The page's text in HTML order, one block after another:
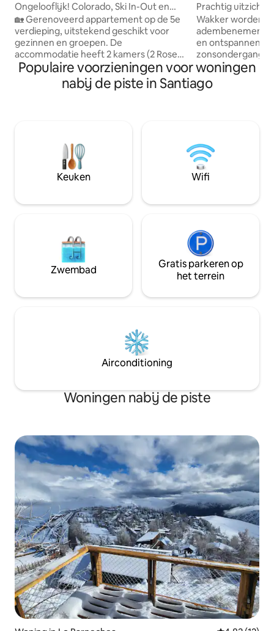
Ongelooflijk! Colorado, Ski In-Out en
zwembad
🏡 Gerenoveerd appartement op de 5e
verdieping, uitstekend geschikt voor
gezinnen en groepen. De
accommodatie heeft 2 kamers (2 Rosen-
bedden voor 1,5 persoon + een
stapelbed met een uitschuifbaar bed), 2
badkamers met een bad en een douche,
toegang tot de tennisbanen,
speelkamers, ruimte voor werken op
afstand, zwembad met gematigde
temperatuur (juli-september) en
inclusief lakens en handdoeken. Je bent
Prachtig uitzicht
Vitacura
Wakker worden
adembenemend
en ontspannen
in Vitacura. Met
slechts enkele
Arauco, Alto Las
📍 Vitacura –
Uitzicht op de
badkamers (bad
parkeren
Populaire voorzieningen voor woningen
nabij de piste in Santiago
Keuken Wifi
Zwembad
Gratis parkeren op
het terrein
Airconditioning
Woningen nabij de piste